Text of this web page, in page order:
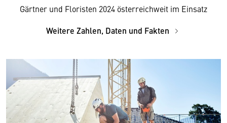
Gärtner und Floristen 2024 österreichweit im Einsatz
Weitere Zahlen, Daten und Fakten